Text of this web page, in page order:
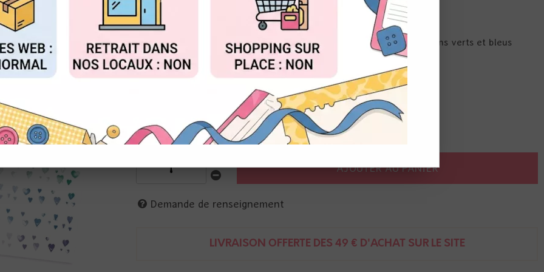
Réf. :RO-AR-BA0010
3 planches de décalcomanies thème nuancier de couleurs dans les tons verts et bleus
tubes de peinture, nuanciers et coeurs
livré avec le batonnet
AJOUTER AU PANIER
Demande de renseignement
LIVRAISON OFFERTE DÈS 49 € D'ACHAT SUR LE SITE
ACCEPTER TOUT